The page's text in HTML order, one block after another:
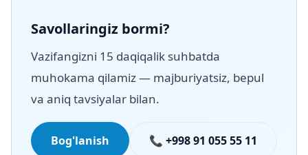
Savollaringiz bormi?
Vazifangizni 15 daqiqalik suhbatda
muhokama qilamiz — majburiyatsiz, bepul
va aniq tavsiyalar bilan.
Bog'lanish 📞 +998 91 055 55 11